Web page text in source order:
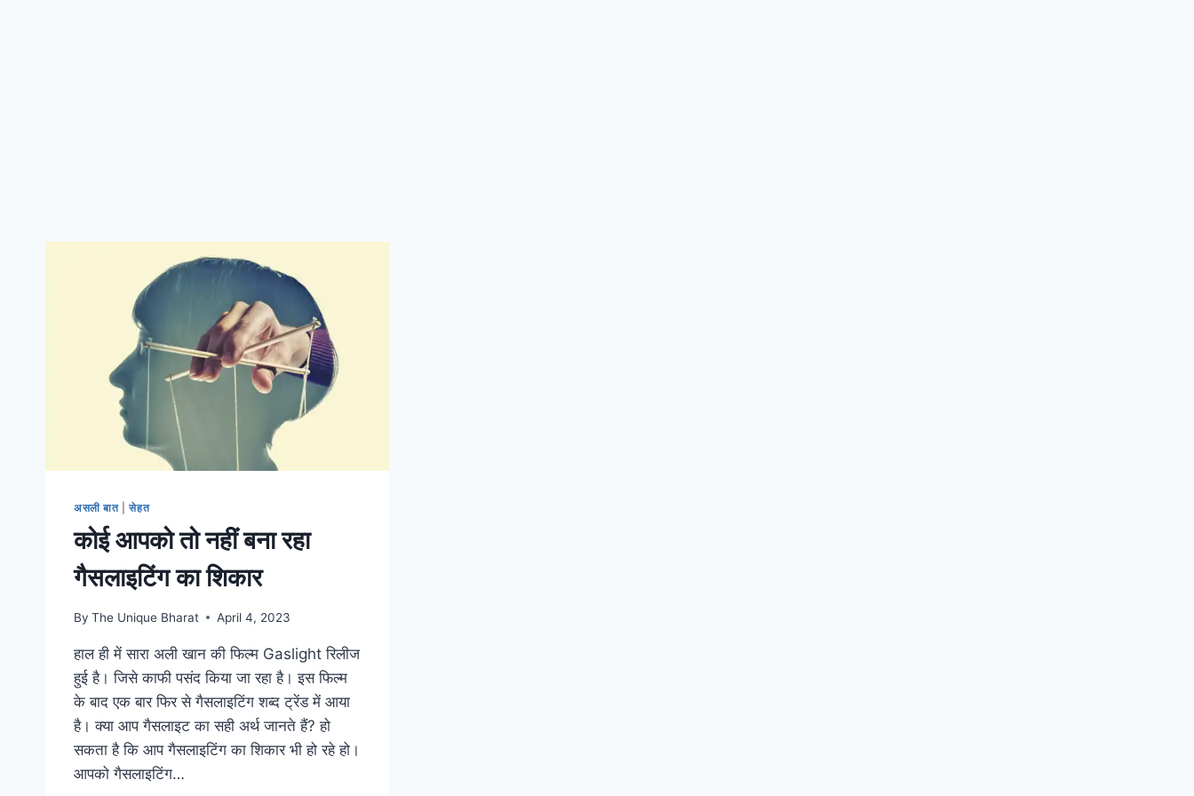
असली बात|सेहत
कोई आपको तो नहीं बना रहा
गैसलाइटिंग का शिकार
By The Unique Bharat April 4, 2023
हाल ही में सारा अली खान की फिल्म Gaslight रिलीज
हुई है। जिसे काफी पसंद किया जा रहा है। इस फिल्म
के बाद एक बार फिर से गैसलाइटिंग शब्द ट्रेंड में आया
है। क्या आप गैसलाइट का सही अर्थ जानते हैं? हो
सकता है कि आप गैसलाइटिंग का शिकार भी हो रहे हो।
आपको गैसलाइटिंग…